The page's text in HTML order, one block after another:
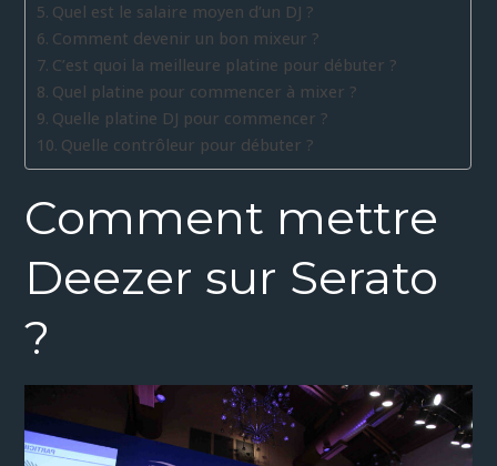
Quel est le salaire moyen d’un DJ ?
Comment devenir un bon mixeur ?
C’est quoi la meilleure platine pour débuter ?
Quel platine pour commencer à mixer ?
Quelle platine DJ pour commencer ?
Quelle contrôleur pour débuter ?
Comment mettre
Deezer sur Serato
?